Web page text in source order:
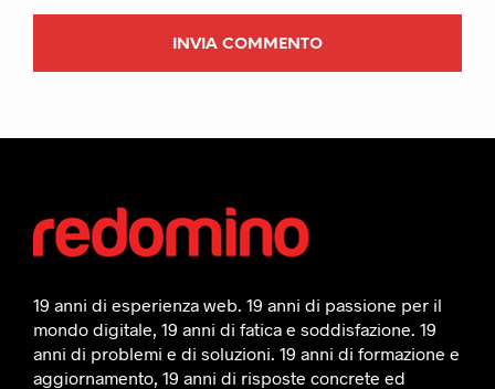
19 anni di esperienza web. 19 anni di passione per il
mondo digitale, 19 anni di fatica e soddisfazione. 19
anni di problemi e di soluzioni. 19 anni di formazione e
aggiornamento, 19 anni di risposte concrete ed